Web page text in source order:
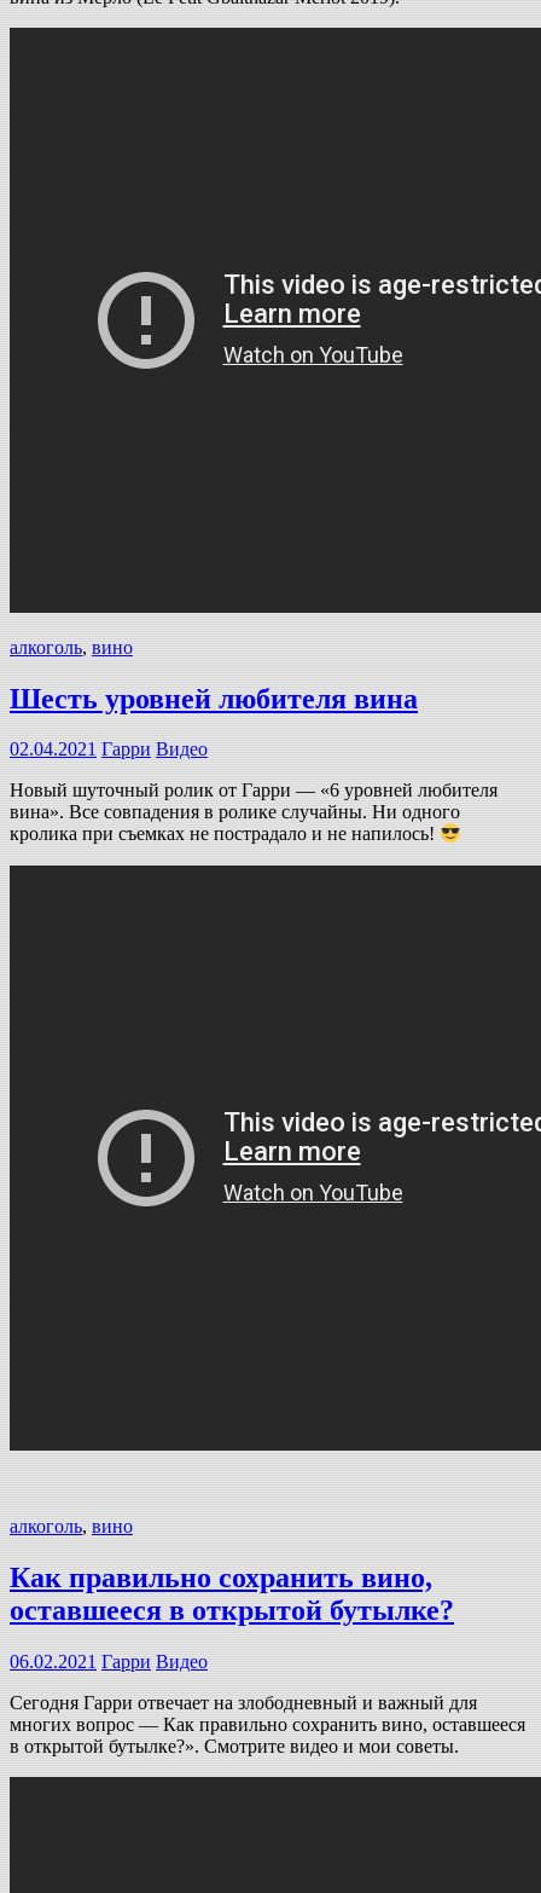
алкоголь, вино
Шесть уровней любителя вина
02.04.2021 Гарри Видео
Новый шуточный ролик от Гарри — «6 уровней любителя
вина». Все совпадения в ролике случайны. Ни одного
кролика при съемках не пострадало и не напилось!
алкоголь, вино
Как правильно сохранить вино,
оставшееся в открытой бутылке?
06.02.2021 Гарри Видео
Сегодня Гарри отвечает на злободневный и важный для
многих вопрос — Как правильно сохранить вино, оставшееся
в открытой бутылке?». Смотрите видео и мои советы.